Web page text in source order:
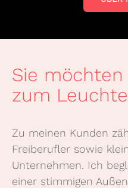
Sie möchten
zum
Zu meinen Kunden
Freiberufler sowie
Unternehmen. Ich
einer stimmigen